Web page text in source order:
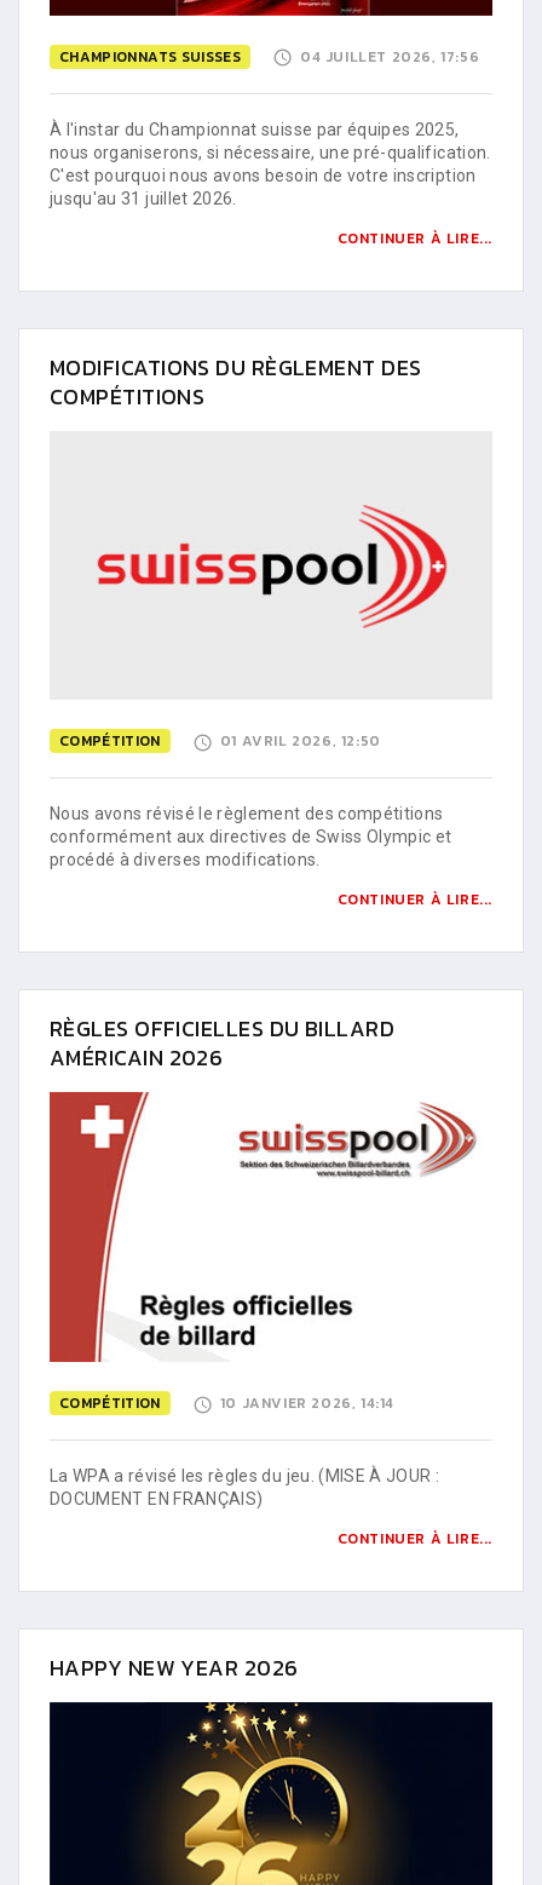
CHAMPIONNATS SUISSES 04 JUILLET 2026, 17:56
À l'instar du Championnat suisse par équipes 2025,
nous organiserons, si nécessaire, une pré-qualification.
C'est pourquoi nous avons besoin de votre inscription
jusqu'au 31 juillet 2026.
CONTINUER À LIRE...
MODIFICATIONS DU RÈGLEMENT DES
COMPÉTITIONS
COMPÉTITION 01 AVRIL 2026, 12:50
Nous avons révisé le règlement des compétitions
conformément aux directives de Swiss Olympic et
procédé à diverses modifications.
CONTINUER À LIRE...
RÈGLES OFFICIELLES DU BILLARD
AMÉRICAIN 2026
COMPÉTITION 10 JANVIER 2026, 14:14
La WPA a révisé les règles du jeu. (MISE À JOUR :
DOCUMENT EN FRANÇAIS)
CONTINUER À LIRE...
HAPPY NEW YEAR 2026